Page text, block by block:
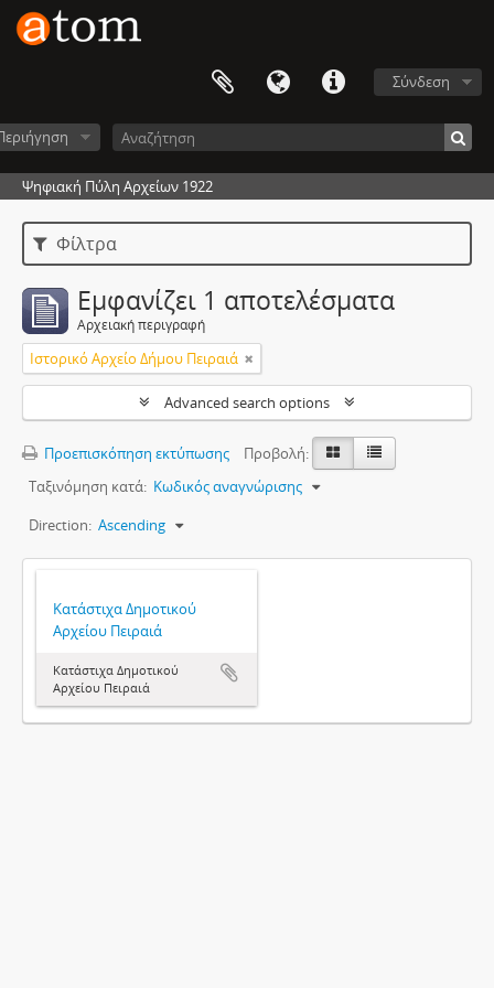
Σύνδεση
Ψηφιακή Πύλη Αρχείων 1922
Φίλτρα
Εμφανίζει 1 αποτελέσματα
Αρχειακή περιγραφή
Ιστορικό Αρχείο Δήμου Πειραιά
Advanced search options
Προεπισκόπηση εκτύπωσης
Προβολή:
Ταξινόμηση κατά: Κωδικός αναγνώρισης
Direction: Ascending
Κατάστιχα Δημοτικού
Αρχείου Πειραιά
Κατάστιχα Δημοτικού
Αρχείου Πειραιά